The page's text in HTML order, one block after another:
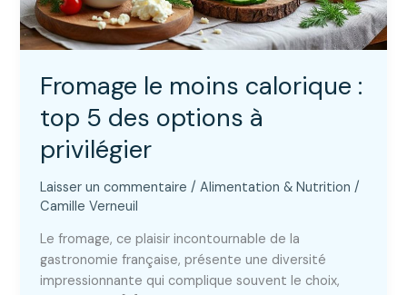
Fromage le moins calorique :
top 5 des options à
privilégier
Laisser un commentaire /Alimentation & Nutrition /
Camille Verneuil
Le fromage, ce plaisir incontournable de la
gastronomie française, présente une diversité
impressionnante qui complique souvent le choix,